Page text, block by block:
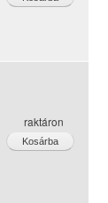
raktáron